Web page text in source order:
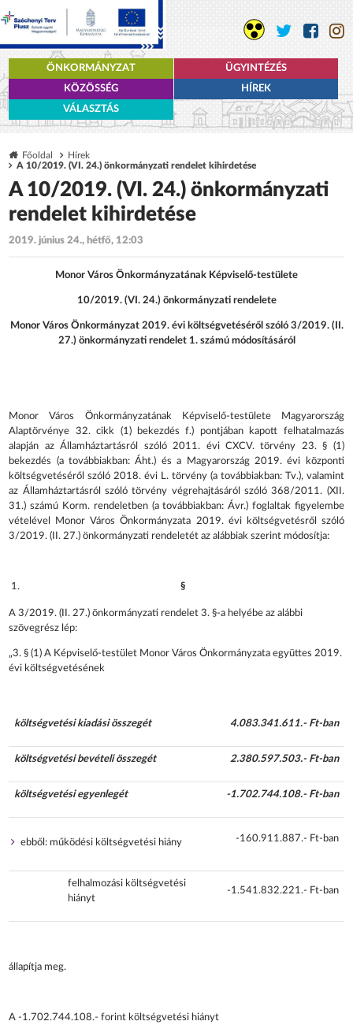
ÖNKORMÁNYZAT
ÜGYINTÉZÉS
KÖZÖSSÉG
HÍREK
VÁLASZTÁS
Főoldal
Hírek
A 10/2019. (VI. 24.) önkormányzati rendelet kihirdetése
A 10/2019. (VI. 24.) önkormányzati
rendelet kihirdetése
2019. június 24., hétfő, 12:03
Monor Város Önkormányzatának Képviselő-testülete
10/2019. (VI. 24.) önkormányzati rendelete
Monor Város Önkormányzat 2019. évi költségvetéséről szóló 3/2019. (II.
27.) önkormányzati rendelet 1. számú módosításáról
Monor Város Önkormányzatának Képviselő-testülete Magyarország
Alaptörvénye 32. cikk (1) bekezdés f.) pontjában kapott felhatalmazás
alapján az Államháztartásról szóló 2011. évi CXCV. törvény 23. § (1)
bekezdés (a továbbiakban: Áht.) és a Magyarország 2019. évi központi
költségvetéséről szóló 2018. évi L. törvény (a továbbiakban: Tv.), valamint
az Államháztartásról szóló törvény végrehajtásáról szóló 368/2011. (XII.
31.) számú Korm. rendeletben (a továbbiakban: Ávr.) foglaltak figyelembe
vételével Monor Város Önkormányzata 2019. évi költségvetésről szóló
3/2019. (II. 27.) önkormányzati rendeletét az alábbiak szerint módosítja:
§
A 3/2019. (II. 27.) önkormányzati rendelet 3. §-a helyébe az alábbi
szövegrész lép:
„3. § (1) A Képviselő-testület Monor Város Önkormányzata együttes 2019.
évi költségvetésének
költségvetési kiadási összegét 4.083.341.611.- Ft-ban
költségvetési bevételi összegét 2.380.597.503.- Ft-ban
költségvetési egyenlegét -1.702.744.108.- Ft-ban
ebből: működési költségvetési hiány -160.911.887.- Ft-ban
felhalmozási költségvetési
hiányt
-1.541.832.221.- Ft-ban
állapítja meg.
A -1.702.744.108.- forint költségvetési hiányt